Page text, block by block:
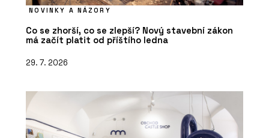
NOVINKY A NÁZORY
Co se zhorší, co se zlepší? Nový stavební zákon
má začít platit od příštího ledna
29. 7. 2026